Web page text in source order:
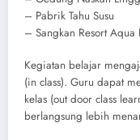
– Pabrik Tahu Susu
– Sangkan Resort Aqua
Kegiatan belajar
(in class). Guru dapat
kelas (out door class
berlangsung lebih